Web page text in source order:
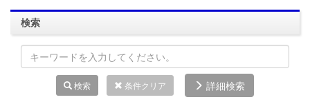
検索
検索 条件クリア 詳細検索